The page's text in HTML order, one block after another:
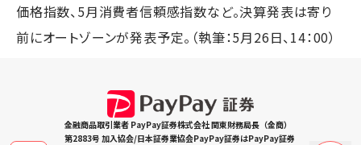
価格指数、5月消費者信頼感指数など。決算発表は寄り
前にオートゾーンが発表予定。（執筆：5月26日、14：00）
金融商品取引業者 PayPay証券株式会社 関東財務局長（金商）
第2883号 加入協会/日本証券業協会PayPay証券はPayPay証券